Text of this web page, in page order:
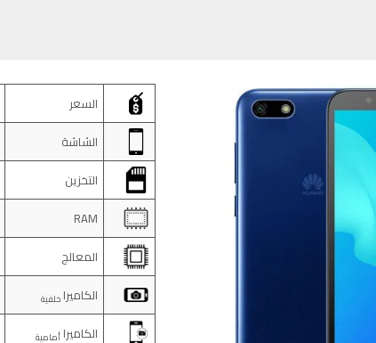
السعر
الشاشة
التخزين
RAM
المعالج
الكاميراخلفية
الكاميراأمامية